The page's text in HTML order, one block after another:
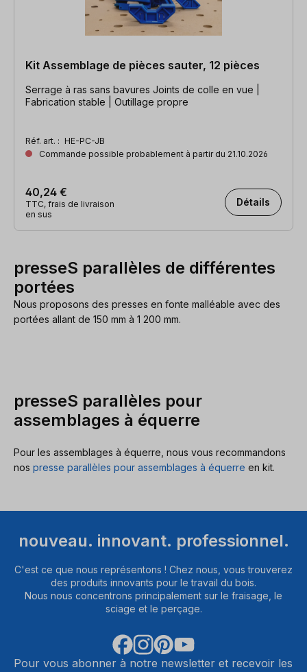
Kit Assemblage de pièces sauter, 12 pièces
Serrage à ras sans bavures Joints de colle en vue |
Fabrication stable | Outillage propre
Réf. art. : HE-PC-JB
Commande possible probablement à partir du 21.10.2026
40,24 €
TTC, frais de livraison
en sus
Détails
presseS parallèles de différentes
portées
Nous proposons des presses en fonte malléable avec des
portées allant de 150 mm à 1 200 mm.
presseS parallèles pour
assemblages à équerre
Pour les assemblages à équerre, nous vous recommandons
nos presse parallèles pour assemblages à équerre en kit.
nouveau. innovant. professionnel.
C'est ce que nous représentons ! Chez nous, vous trouverez
des produits innovants pour le travail du bois.
Nous nous concentrons principalement sur le fraisage, le
sciage et le perçage.
Pour vous abonner à notre newsletter et recevoir les